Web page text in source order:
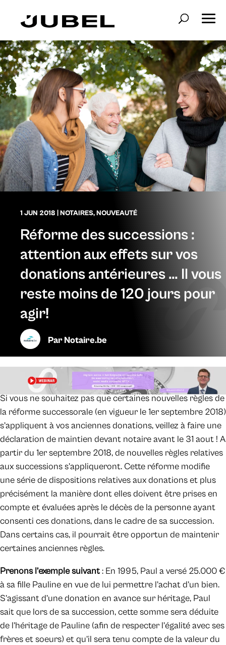
1 JUN 2018 NOTAIRES,NOUVEAUTÉ
Réforme des successions :
attention aux effets sur vos
donations antérieures … Il vous
reste moins de 120 jours pour
agir!
ParNotaire.be
Si vous ne souhaitez pas que certaines nouvelles règles de
la réforme successorale (en vigueur le 1er septembre 2018)
s’appliquent à vos anciennes donations, veillez à faire une
déclaration de maintien devant notaire avant le 31 aout ! A
partir du 1er septembre 2018, de nouvelles règles relatives
aux successions s’appliqueront. Cette réforme modifie
une série de dispositions relatives aux donations et plus
précisément la manière dont elles doivent être prises en
compte et évaluées après le décès de la personne ayant
consenti ces donations, dans le cadre de sa succession.
Dans certains cas, il pourrait être opportun de maintenir
certaines anciennes règles.
Prenons l’exemple suivant : En 1995, Paul a versé 25.000 €
à sa fille Pauline en vue de lui permettre l’achat d’un bien.
S’agissant d’une donation en avance sur héritage, Paul
sait que lors de sa succession, cette somme sera déduite
de l’héritage de Pauline (afin de respecter l’égalité avec ses
frères et soeurs) et qu’il sera tenu compte de la valeur du